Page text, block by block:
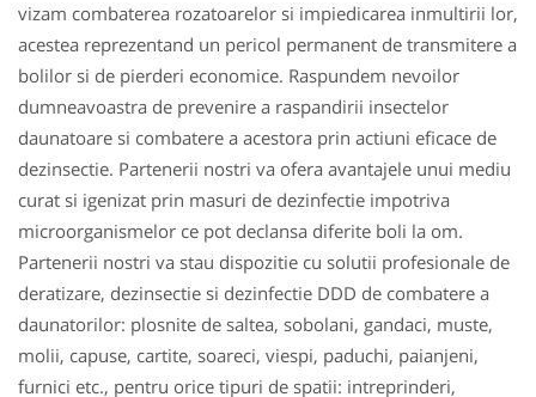
vizam combaterea rozatoarelor si impiedicarea inmultirii lor,
acestea reprezentand un pericol permanent de transmitere a
bolilor si de pierderi economice. Raspundem nevoilor
dumneavoastra de prevenire a raspandirii insectelor
daunatoare si combatere a acestora prin actiuni eficace de
dezinsectie. Partenerii nostri va ofera avantajele unui mediu
curat si igenizat prin masuri de dezinfectie impotriva
microorganismelor ce pot declansa diferite boli la om.
Partenerii nostri va stau dispozitie cu solutii profesionale de
deratizare, dezinsectie si dezinfectie DDD de combatere a
daunatorilor: plosnite de saltea, sobolani, gandaci, muste,
molii, capuse, cartite, soareci, viespi, paduchi, paianjeni,
furnici etc., pentru orice tipuri de spatii: intreprinderi,